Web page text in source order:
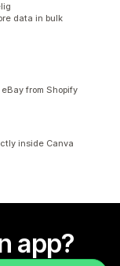
data in bulk
from Shopify
inside Canva
app?